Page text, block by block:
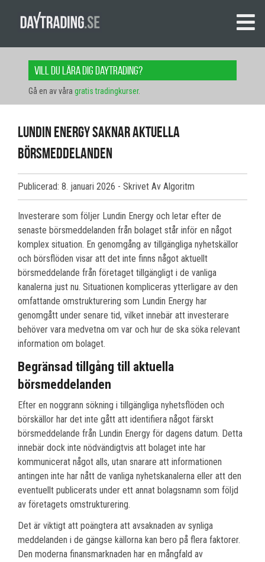
Vill du lära dig daytrading?
Gå en av våra gratis tradingkurser.
Lundin Energy saknar aktuella
börsmeddelanden
Publicerad: 8. januari 2026 - Skrivet Av Algoritm
Investerare som följer Lundin Energy och letar efter de
senaste börsmeddelanden från bolaget står inför en något
komplex situation. En genomgång av tillgängliga nyhetskällor
och börsflöden visar att det inte finns något aktuellt
börsmeddelande från företaget tillgängligt i de vanliga
kanalerna just nu. Situationen kompliceras ytterligare av den
omfattande omstrukturering som Lundin Energy har
genomgått under senare tid, vilket innebär att investerare
behöver vara medvetna om var och hur de ska söka relevant
information om bolaget.
Begränsad tillgång till aktuella
börsmeddelanden
Efter en noggrann sökning i tillgängliga nyhetsflöden och
börskällor har det inte gått att identifiera något färskt
börsmeddelande från Lundin Energy för dagens datum. Detta
innebär dock inte nödvändigtvis att bolaget inte har
kommunicerat något alls, utan snarare att informationen
antingen inte har nått de vanliga nyhetskanalerna eller att den
eventuellt publicerats under ett annat bolagsnamn som följd
av företagets omstrukturering.
Det är viktigt att poängtera att avsaknaden av synliga
meddelanden i de gängse källorna kan bero på flera faktorer.
Den moderna finansmarknaden har en mångfald av